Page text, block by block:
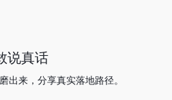
说真话
出来，分享真实落地路径。